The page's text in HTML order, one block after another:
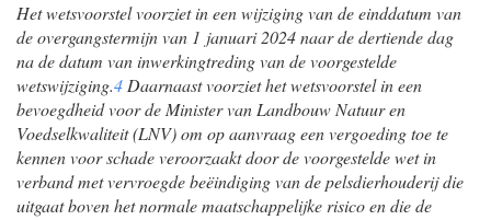
Het wetsvoorstel voorziet in een wijziging van de einddatum van
de overgangstermijn van 1 januari 2024 naar de dertiende dag
na de datum van inwerkingtreding van de voorgestelde
wetswijziging.4 Daarnaast voorziet het wetsvoorstel in een
bevoegdheid voor de Minister van Landbouw Natuur en
Voedselkwaliteit (LNV) om op aanvraag een vergoeding toe te
kennen voor schade veroorzaakt door de voorgestelde wet in
verband met vervroegde beëindiging van de pelsdierhouderij die
uitgaat boven het normale maatschappelijke risico en die de